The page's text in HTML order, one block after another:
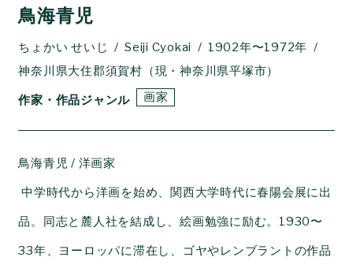
鳥海青児
ちょかい せいじ Seiji Cyokai
1902年〜1972年
神奈川県大住郡須賀村（現・神奈川県平塚市）
作家・作品ジャンル 画家
鳥海青児 / 洋画家
中学時代から洋画を始め、関西大学時代に春陽会展に出
品。同志と麓人社を結成し、絵画勉強に励む。1930〜
33年、ヨーロッパに滞在し、ゴヤやレンブラントの作品